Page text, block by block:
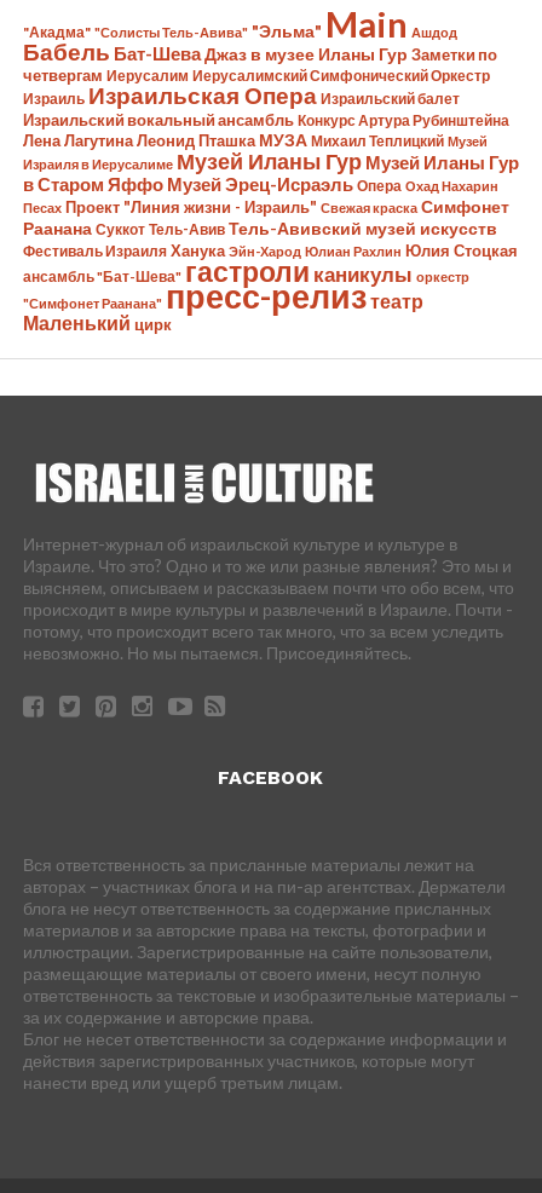
"Акадма" "Солисты Тель-Авива" "Эльма" Main Ашдод
Бабель Бат-ШеваДжаз в музее Иланы Гур Заметки по
четвергам Иерусалим Иерусалимский Симфонический Оркестр
Израиль Израильская Опера Израильский балет
Израильский вокальный ансамбль Конкурс Артура Рубинштейна
Лена Лагутина Леонид Пташка МУЗА Михаил Теплицкий Музей
Израиля в Иерусалиме Музей Иланы Гур Музей Иланы Гур
в Старом Яффо Музей Эрец-Исраэль Опера Охад Нахарин
Песах Проект "Линия жизни - Израиль" Свежая краска Симфонет
Раанана Суккот Тель-Авив Тель-Авивский музей искусств
Фестиваль Израиля Ханука Эйн-Харод Юлиан Рахлин Юлия Стоцкая
ансамбль "Бат-Шева" гастроли каникулы оркестр
"Симфонет Раанана" пресс-релизтеатр
Маленький цирк
Интернет-журнал об израильской культуре и культуре в
Израиле. Что это? Одно и то же или разные явления? Это мы и
выясняем, описываем и рассказываем почти что обо всем, что
происходит в мире культуры и развлечений в Израиле. Почти -
потому, что происходит всего так много, что за всем уследить
невозможно. Но мы пытаемся. Присоединяйтесь.
FACEBOOK
Вся ответственность за присланные материалы лежит на
авторах – участниках блога и на пи-ар агентствах. Держатели
блога не несут ответственность за содержание присланных
материалов и за авторские права на тексты, фотографии и
иллюстрации. Зарегистрированные на сайте пользователи,
размещающие материалы от своего имени, несут полную
ответственность за текстовые и изобразительные материалы –
за их содержание и авторские права.
Блог не несет ответственности за содержание информации и
действия зарегистрированных участников, которые могут
нанести вред или ущерб третьим лицам.